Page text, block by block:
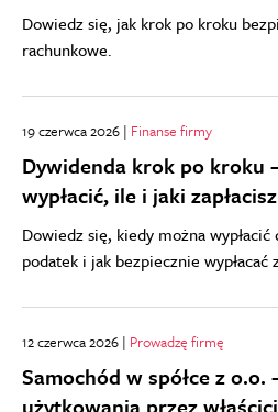
Dowiedz się, jak krok po kroku
rachunkowe.
19 czerwca 2026 | Finanse firmy
Dywidenda krok po kroku
wypłacić, ile i jaki
Dowiedz się, kiedy można
podatek i jak bezpiecznie wypłacać
12 czerwca 2026 | Prowadzę firmę
Samochód w spółce z o.o.
użytkowania przez